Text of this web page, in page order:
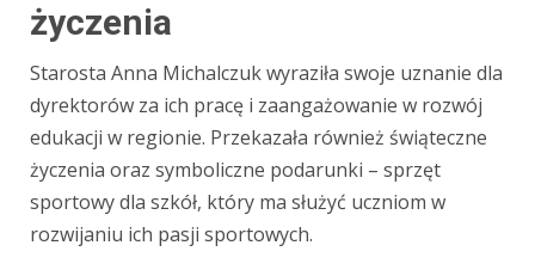
życzenia
Starosta Anna Michalczuk wyraziła swoje uznanie dla
dyrektorów za ich pracę i zaangażowanie w rozwój
edukacji w regionie. Przekazała również świąteczne
życzenia oraz symboliczne podarunki – sprzęt
sportowy dla szkół, który ma służyć uczniom w
rozwijaniu ich pasji sportowych.